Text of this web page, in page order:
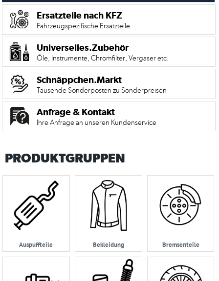
Mein
Anmelden
Ersatzteilsuche
KFZ
Zubehör
Ersatzteile nach KFZ
Fahrzeugspezifische Ersatzteile
Universelles.Zubehör
Öle, Instrumente, Chromfilter, Vergaser etc.
Schnäppchen.Markt
Tausende Sonderposten zu Sonderpreisen
Anfrage & Kontakt
Ihre Anfrage an unseren Kundenservice
PRODUKTGRUPPEN
Auspuffteile Bekleidung Bremsenteile